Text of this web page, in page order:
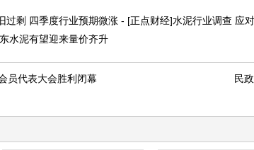
过剩 四季度行业预期微涨 - [正点财经]水泥行业调查 应
水泥有望迎来量价齐升
民
员代表大会胜利闭幕